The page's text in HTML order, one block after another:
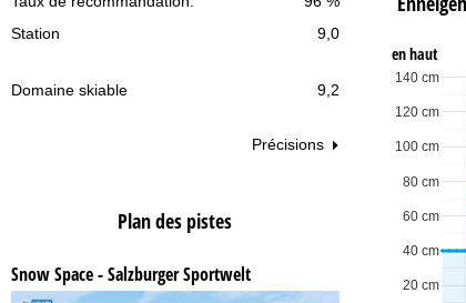
Station
9,0
Domaine skiable 9,2
Précisions
Plan des pistes
Snow Space - Salzburger Sportwelt
en haut
20 cm
40 cm
60 cm
80 cm
100 cm
120 cm
140 cm